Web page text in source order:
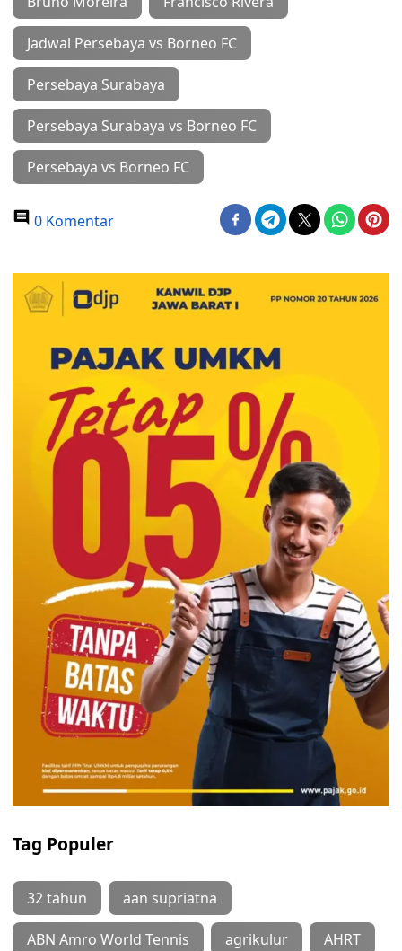
Jadwal Persebaya vs Borneo FC
Persebaya Surabaya
Persebaya Surabaya vs Borneo FC
Persebaya vs Borneo FC
0 Komentar
Tag Populer
32 tahun aan supriatna
ABN Amro World Tennis agrikulur AHRT